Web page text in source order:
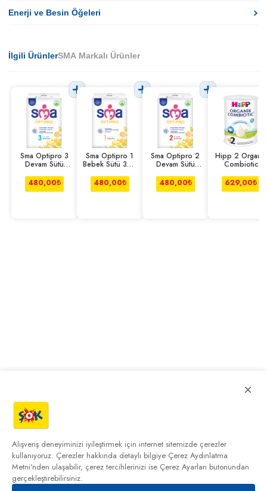
Enerji ve Besin Öğeleri
İlgili ÜrünlerSMA Markalı Ürünler
Sma Optipro 3
Devam Sütü
480,00₺
Sma Optipro 1
Bebek Sütü 300
480,00₺
Sma Optipro 2
Devam Sütü
480,00₺
Hipp 2 Organik
Combiotic
350 Gr
629,00₺
×
Alışveriş deneyiminizi iyileştirmek için internet sitemizde çerezler
kullanıyoruz. Çerezler hakkında detaylı bilgiye Çerez Aydınlatma
Metni'nden ulaşabilir, çerez tercihlerinizi ise Çerez Ayarları butonundan
gerçekleştirebilirsiniz.